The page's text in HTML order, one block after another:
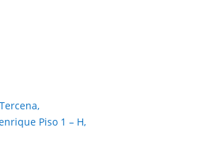
Piso 1 – H,